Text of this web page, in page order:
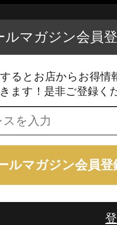
ルマガジン会員
るとお店からお得情
ます！是非ご登録く
ルマガジン会員登